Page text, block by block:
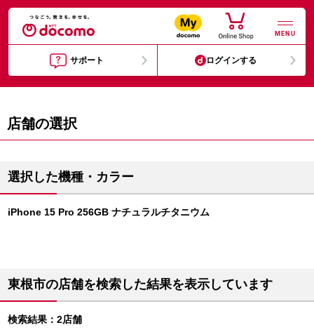
MENU
サポート ログインする
店舗の選択
選択した機種・カラー
iPhone 15 Pro 256GB ナチュラルチタニウム
東根市の店舗を検索した結果を表示しています
検索結果：2店舗